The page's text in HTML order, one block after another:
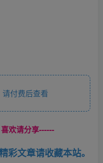
付费后查看
欢请分享------
彩文章请收藏本站。